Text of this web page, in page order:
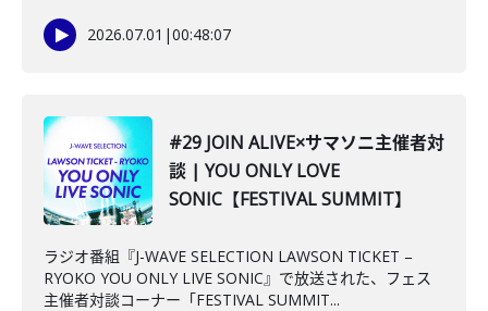
2026.07.01 |00:48:07
#29 JOIN ALIVE×サマソニ主催者対
談 | YOU ONLY LOVE
SONIC【FESTIVAL SUMMIT】
ラジオ番組『J-WAVE SELECTION LAWSON TICKET –
RYOKO YOU ONLY LIVE SONIC』で放送された、フェス
主催者対談コーナー「FESTIVAL SUMMIT...